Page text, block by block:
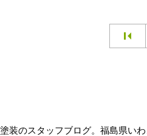
装のスタッフブログ。福島県い